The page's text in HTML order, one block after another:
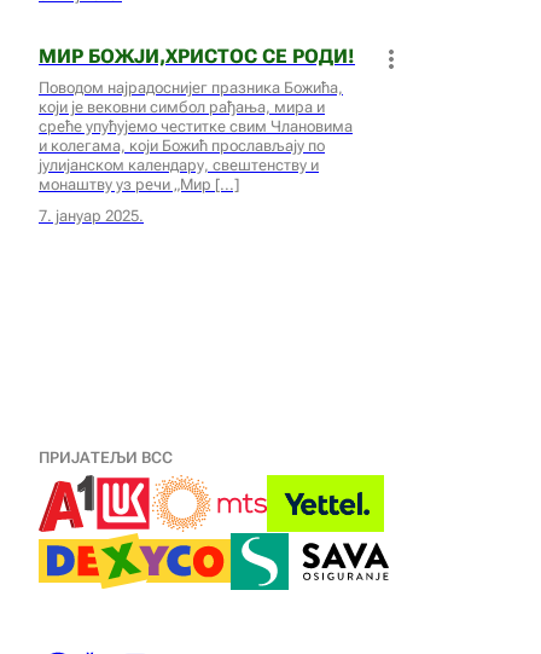
МИР БОЖЈИ,ХРИСТОС СЕ РОДИ!
Поводом најрадоснијег празника Божића,
који је вековни симбол рађања, мира и
среће упућујемо честитке свим Члановима
и колегама, који Божић прослављају по
јулијанском календару, свештенству и
монаштву уз речи „Мир
7. јануар 2025.
ПРИЈАТЕЉИ ВСС